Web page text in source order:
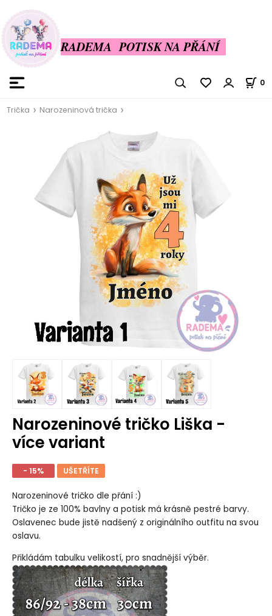
RADEMA POTISK NA PŘÁNÍ
0
Trička Narozeninová trička
Narozeninové tričko Liška -
více variant
- 15% UŠETŘÍTE
Narozeninové tričko dle přání :)
Tričko je ze 100% bavlny a potisk má krásně pestré barvy.
Oslavenec bude jistě nadšený z originálního outfitu na svou
oslavu.
Přikládám tabulku velikostí, pro snadnější výběr.